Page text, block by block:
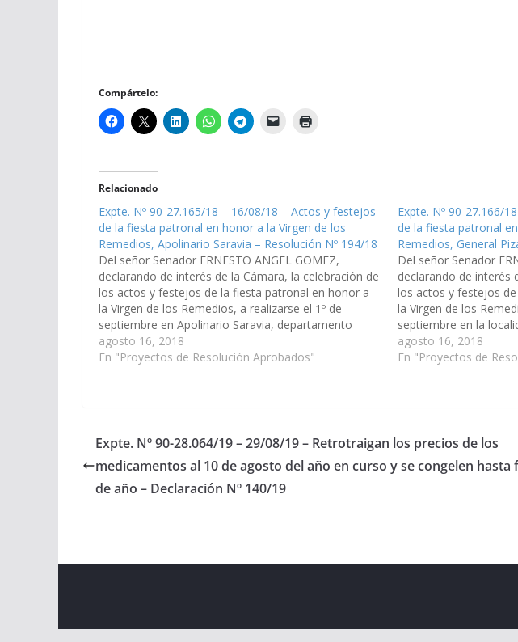
Compártelo:
Relacionado
Expte. Nº 90-27.165/18 – 16/08/18 – Actos y festejos
de la fiesta patronal en honor a la Virgen de los
Remedios, Apolinario Saravia – Resolución Nº 194/18
Del señor Senador ERNESTO ANGEL GOMEZ,
declarando de interés de la Cámara, la celebración de
los actos y festejos de la fiesta patronal en honor a
la Virgen de los Remedios, a realizarse el 1º de
septiembre en Apolinario Saravia, departamento
Anta. (Expte. Nº 90-27.165/18, a la Comisión de
Educación y Cultura) Resolución…
agosto 16, 2018
En "Proyectos de Resolución Aprobados"
Expte. Nº 90-27.166/
de la fiesta patronal
Remedios, General
Del señor Senador
declarando de interés
los actos y festejos
la Virgen de los
septiembre en la
departamento Anta.
Comisión de
agosto 16, 2018
En "Proyectos de
Expte. Nº 90-28.064/19 – 29/08/19 – Retrotraigan los precios de los
medicamentos al 10 de agosto del año en curso y se congelen hasta
de año – Declaración Nº 140/19